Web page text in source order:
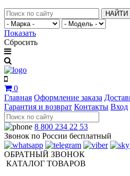
НАЙТИ
Показать
Сбросить
0
Главная Оформление заказа
Гарантия и возврат Контакты Вход
8 800 234 22 53
Звонок по России бесплатный
ОБРАТНЫЙ ЗВОНОК
КАТАЛОГ ТОВАРОВ